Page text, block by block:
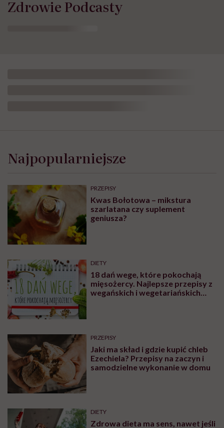
Zdrowie Podcasty
Leczenie choroby otyłościowej to znacznie
więcej niż dieta i dążenie do utraty
kilogramów. To proces, który obejmuje
zmianę nawyków, wsparcie psychologiczne,
farmakoterapię, a czasem także chirurgię
bariatryczną. I właśnie dlatego – jak
podkreśla dr Maria Brzegowy – leczenie
otyłości to nie jest to samo co odchudzanie.
Posłuchaj Udostępnij
Wysłuchasz w 98 min